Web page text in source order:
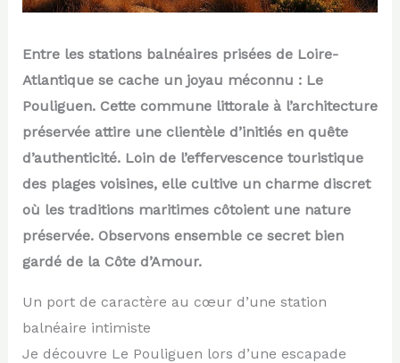
Entre les stations balnéaires prisées de Loire-
Atlantique se cache un joyau méconnu : Le
Pouliguen. Cette commune littorale à l’architecture
préservée attire une clientèle d’initiés en quête
d’authenticité. Loin de l’effervescence touristique
des plages voisines, elle cultive un charme discret
où les traditions maritimes côtoient une nature
préservée. Observons ensemble ce secret bien
gardé de la Côte d’Amour.
Un port de caractère au cœur d’une station
balnéaire intimiste
Je découvre Le Pouliguen lors d’une escapade